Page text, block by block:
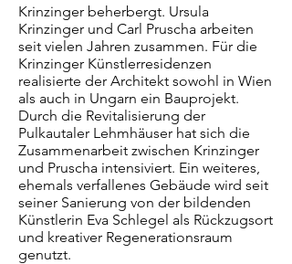
Krinzinger beherbergt. Ursula
Krinzinger und Carl Pruscha arbeiten
seit vielen Jahren zusammen. Für die
Krinzinger Künstlerresidenzen
realisierte der Architekt sowohl in Wien
als auch in Ungarn ein Bauprojekt.
Durch die Revitalisierung der
Pulkautaler Lehmhäuser hat sich die
Zusammenarbeit zwischen Krinzinger
und Pruscha intensiviert. Ein weiteres,
ehemals verfallenes Gebäude wird seit
seiner Sanierung von der bildenden
Künstlerin Eva Schlegel als Rückzugsort
und kreativer Regenerationsraum
genutzt.